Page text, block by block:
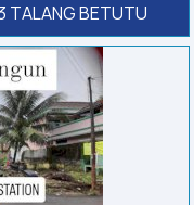
TALANG BETUTU